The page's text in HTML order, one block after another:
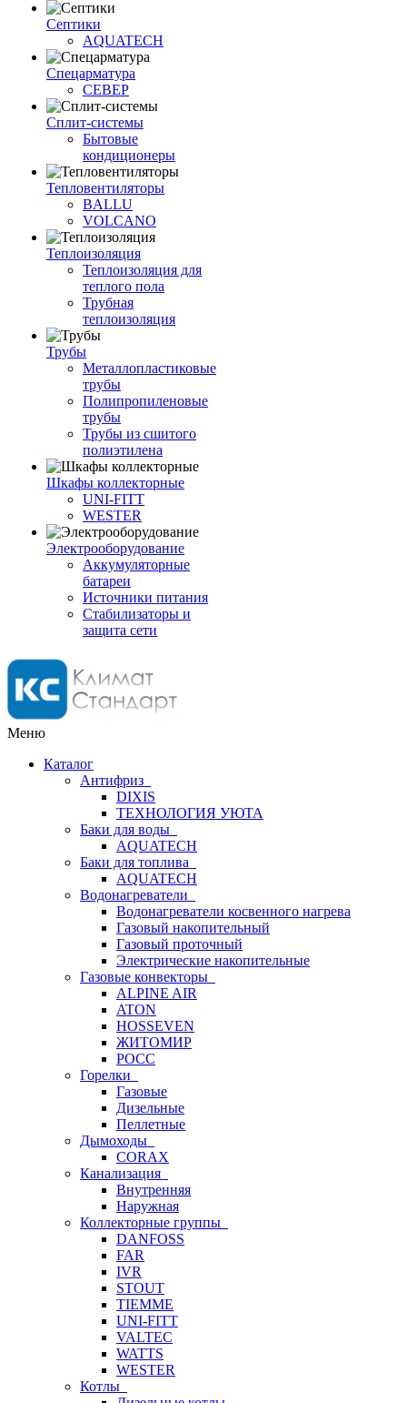
Септики
AQUATECH
Спецарматура
СЕВЕР
Сплит-системы
Бытовые
кондиционеры
Тепловентиляторы
BALLU
VOLCANO
Теплоизоляция
Теплоизоляция для
теплого пола
Трубная
теплоизоляция
Трубы
Металлопластиковые
трубы
Полипропиленовые
трубы
Трубы из сшитого
полиэтилена
Шкафы коллекторные
UNI-FITT
WESTER
Электрооборудование
Аккумуляторные
батареи
Источники питания
Стабилизаторы и
защита сети
Меню
Каталог
Антифриз
DIXIS
ТЕХНОЛОГИЯ УЮТА
Баки для воды
AQUATECH
Баки для топлива
AQUATECH
Водонагреватели
Водонагреватели косвенного нагрева
Газовый накопительный
Газовый проточный
Электрические накопительные
Газовые конвекторы
ALPINE AIR
ATON
HOSSEVEN
ЖИТОМИР
РОСС
Горелки
Газовые
Дизельные
Пеллетные
Дымоходы
CORAX
Канализация
Внутренняя
Наружная
Коллекторные группы
DANFOSS
FAR
IVR
STOUT
TIEMME
UNI-FITT
VALTEC
WATTS
WESTER
Котлы